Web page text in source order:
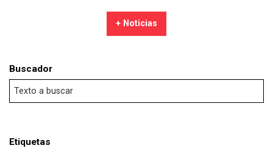
+ Noticias
Buscador
Etiquetas